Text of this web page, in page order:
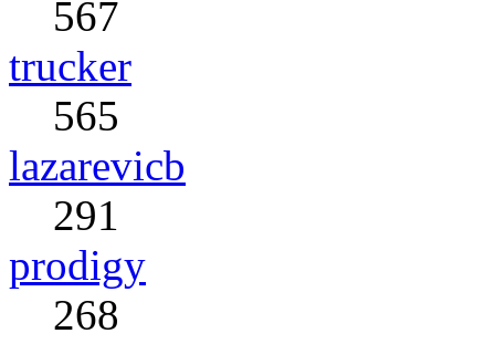
567
trucker
565
lazarevicb
291
prodigy
268